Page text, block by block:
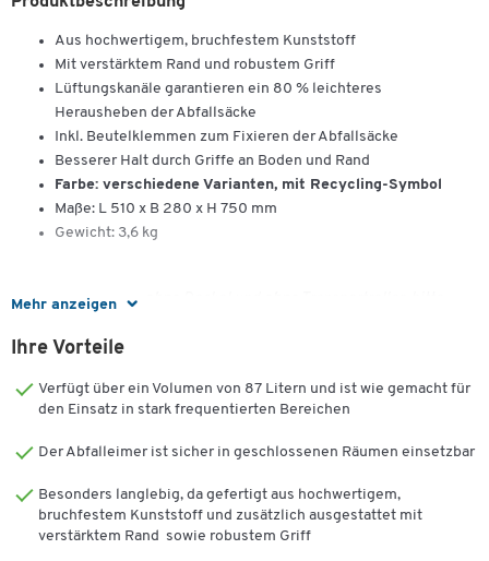
Mehr anzeigen
Aus hochwertigem, bruchfestem Kunststoff
Mit verstärktem Rand und robustem Griff
Lüftungskanäle garantieren ein 80 % leichteres
Herausheben der Abfallsäcke
Inkl. Beutelklemmen zum Fixieren der Abfallsäcke
Besserer Halt durch Griffe an Boden und Rand
Farbe: verschiedene Varianten, mit Recycling-Symbol
Maße: L 510 x B 280 x H 750 mm
Gewicht: 3,6 kg
Hinweis: Lieferung
Ihre Vorteile
Verfügt über ein Volumen von 87 Litern und ist wie gemacht für
den Einsatz in stark frequentierten Bereichen
Der Abfalleimer ist sicher in geschlossenen Räumen einsetzbar
Besonders langlebig, da gefertigt aus hochwertigem,
bruchfestem Kunststoff und zusätzlich ausgestattet mit
verstärktem Rand sowie robustem Griff